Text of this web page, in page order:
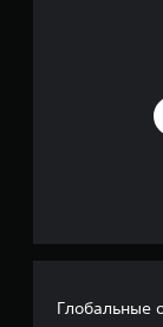
Глобальные